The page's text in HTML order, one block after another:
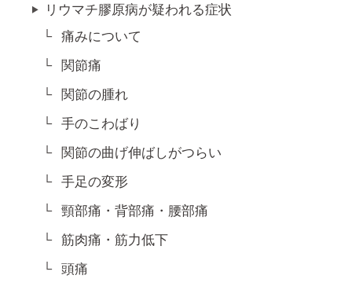
リウマチ膠原病が疑われる症状
痛みについて
関節痛
関節の腫れ
手のこわばり
関節の曲げ伸ばしがつらい
手足の変形
頸部痛・背部痛・腰部痛
筋肉痛・筋力低下
頭痛